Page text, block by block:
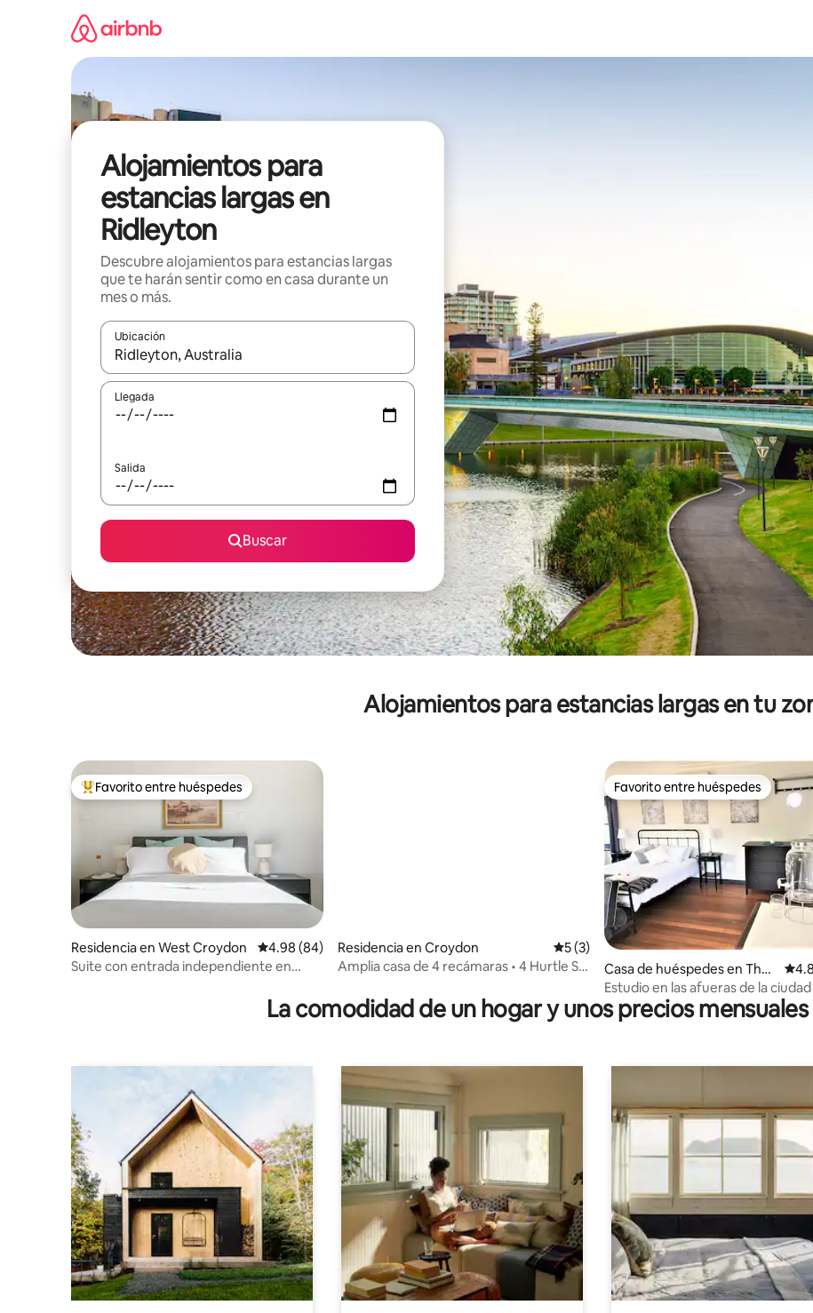
Alojamientos para
estancias largas en
Ridleyton
Descubre alojamientos para estancias largas
que te harán sentir como en casa durante un
mes o más.
Ubicación
Cuando los resultados estén disponibles, podrás navegar usando las teclas de las flechas hacia arriba y hacia abajo, o
Llegada
Salida
Buscar
Alojamientos para estancias largas en tu
De los mejores en Favorito entre huéspedes
Favorito entre huéspedes
Residencia en West Croydon Calificación promedio: 4.98 de 5; 84 evaluaciones
4.98 (84)
Suite con entrada independiente en
Residencia en Croydon Calificación promedio: 5 de 5; 3
5 (3)
Amplia casa de 4 recámaras • 4 Hurtle St
Favorito entre huéspedes
Favorito entre huéspedes
Casa de huéspedes en Theb
arton
Estudio en las afueras de la ciudad
La comodidad de un hogar y unos precios